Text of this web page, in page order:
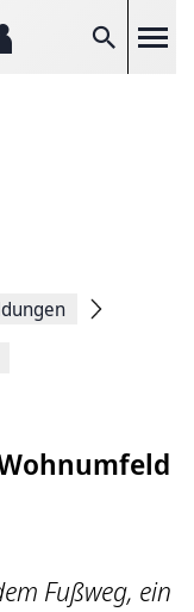
Suche
Fußweg, ein